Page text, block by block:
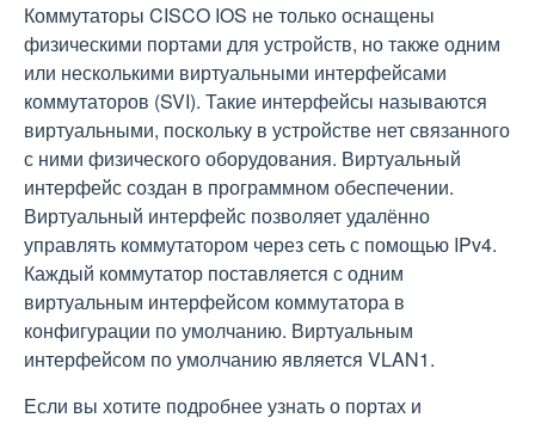
Коммутаторы CISCO IOS не только оснащены
физическими портами для устройств, но также одним
или несколькими виртуальными интерфейсами
коммутаторов (SVI). Такие интерфейсы называются
виртуальными, поскольку в устройстве нет связанного
с ними физического оборудования. Виртуальный
интерфейс создан в программном обеспечении.
Виртуальный интерфейс позволяет удалённо
управлять коммутатором через сеть с помощью IPv4.
Каждый коммутатор поставляется с одним
виртуальным интерфейсом коммутатора в
конфигурации по умолчанию. Виртуальным
интерфейсом по умолчанию является VLAN1.
Если вы хотите подробнее узнать о портах и